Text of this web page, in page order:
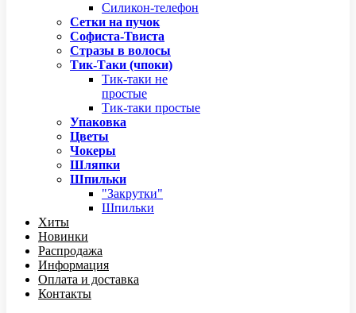
Силикон-телефон
Сетки на пучок
Софиста-Твиста
Стразы в волосы
Тик-Таки (чпоки)
Тик-таки не
простые
Тик-таки простые
Упаковка
Цветы
Чокеры
Шляпки
Шпильки
"Закрутки"
Шпильки
Хиты
Новинки
Распродажа
Информация
Оплата и доставка
Контакты